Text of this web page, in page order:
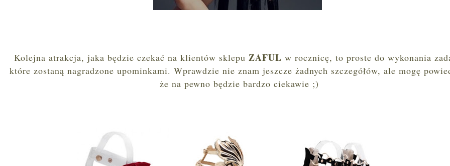
Kolejna atrakcja, jaka będzie czekać na klientów sklepu ZAFUL w rocznicę, to proste do wykonania
które zostaną nagradzone upominkami. Wprawdzie nie znam jeszcze żadnych szczegółów, ale mogę
że na pewno będzie bardzo ciekawie ;)